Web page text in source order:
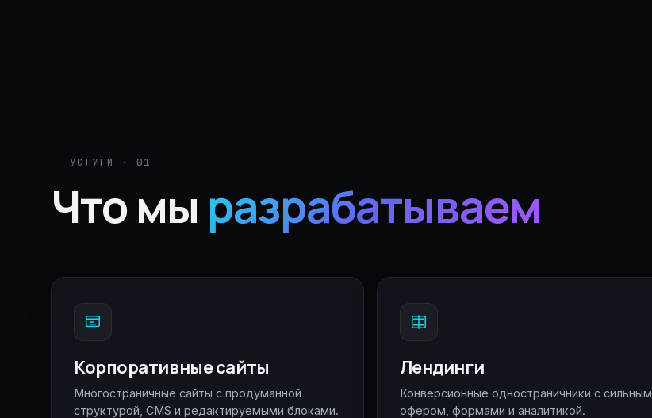
УСЛУГИ · 01
Что мы разрабатываем
Корпоративные сайты
Многостраничные сайты с продуманной
структурой, CMS и редактируемыми блоками.
Лендинги
Конверсионные одностраничники с сильным
офером, формами и аналитикой.